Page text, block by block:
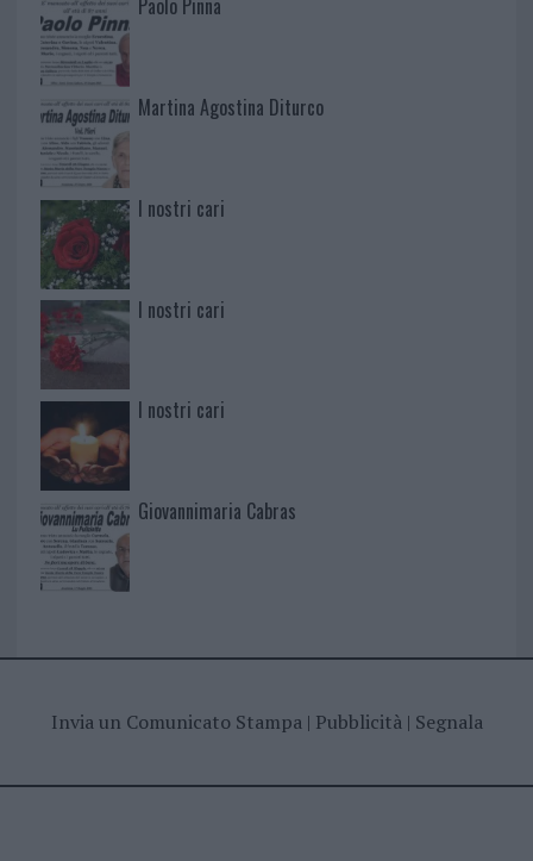
Paolo Pinna
Martina Agostina Diturco
I nostri cari
I nostri cari
I nostri cari
Giovannimaria Cabras
Invia un Comunicato Stampa| Pubblicità| Segnala